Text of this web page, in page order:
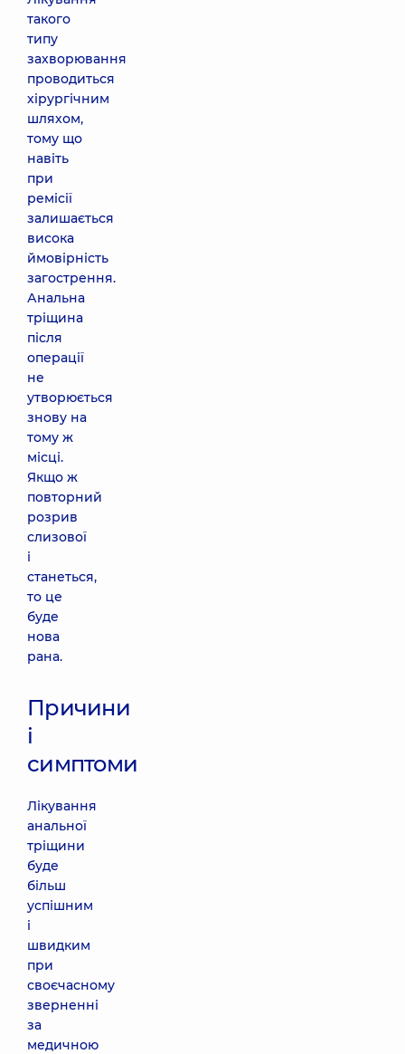
такого
типу
захворювання
проводиться
хірургічним
шляхом,
тому що
навіть
при
ремісії
залишається
висока
ймовірність
загострення.
Анальна
тріщина
після
операції
не
утворюється
знову на
тому ж
місці.
Якщо ж
повторний
розрив
слизової
і
станеться,
то це
буде
нова
рана.
Причини
і
симптоми
Лікування
анальної
тріщини
буде
більш
успішним
і
швидким
при
своєчасному
зверненні
за
медичною